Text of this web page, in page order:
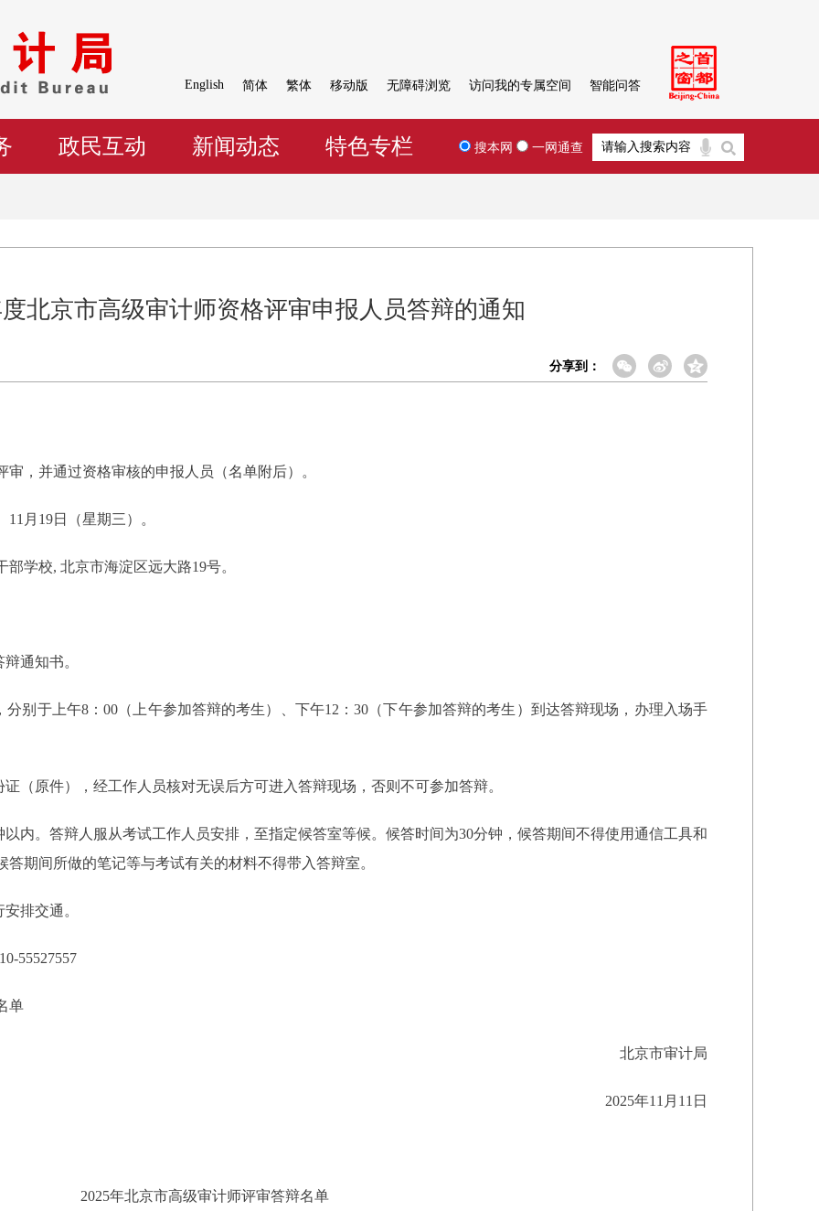
English 简体 繁体 移动版 无障碍浏览 访问我的专属空间 智能问答
政民互动 新闻动态 特色专栏 搜本网 一网通查
北京市高级审计师资格评审申报人员答辩的通知
分享到：
，并通过资格审核的申报人员（名单附后）。
月19日（星期三）。
学校, 北京市海淀区远大路19号。
通知书。
别于上午8：00（上午参加答辩的考生）、下午12：30（下午参加答辩的考生）到达答辩现场，办理入场手
（原件），经工作人员核对无误后方可进入答辩现场，否则不可参加答辩。
内。答辩人服从考试工作人员安排，至指定候答室等候。候答时间为30分钟，候答期间不得使用通信工具和
期间所做的笔记等与考试有关的材料不得带入答辩室。
排交通。
55527557
单
北京市审计局
2025年11月11日
2025年北京市高级审计师评审答辩名单